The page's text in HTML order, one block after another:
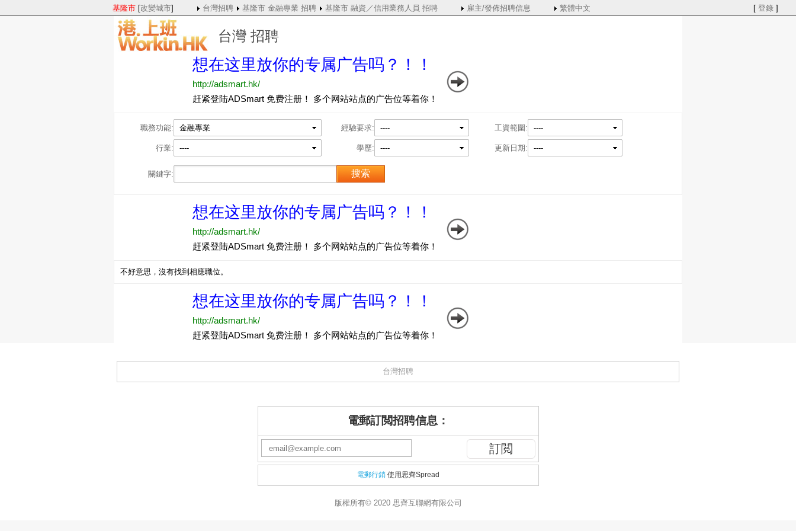
基隆市 [改變城市] 台灣招聘 基隆市 金融專業 招聘 基隆市 融資／信用業務人員 招聘 雇主/發佈招聘信息 繁體中文 [ 登錄 ]
台灣 招聘
職務功能: 金融專業 經驗要求: ---- 工資範圍: ----
行業: ---- 學歷: ---- 更新日期: ----
關鍵字:
不好意思，沒有找到相應職位。
台灣招聘
電郵訂閲招聘信息：
電郵行銷 使用思齊Spread
版權所有© 2020 思齊互聯網有限公司